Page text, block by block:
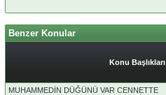
Benzer Konular
Konu Başlıkları
MUHAMMEDİN DÜĞÜNÜ VAR CENNETTE